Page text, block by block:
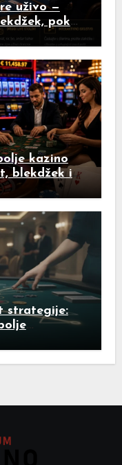
uživo —
poker
kazino
blekdžek i
strategije: